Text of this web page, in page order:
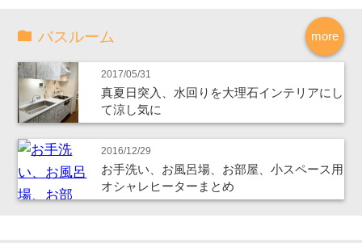
more
バスルーム
2017/05/31
真夏日突入、水回りを大理石インテリアにし
て涼し気に
2016/12/29
お手洗い、お風呂場、お部屋、小スペース用
オシャレヒーターまとめ